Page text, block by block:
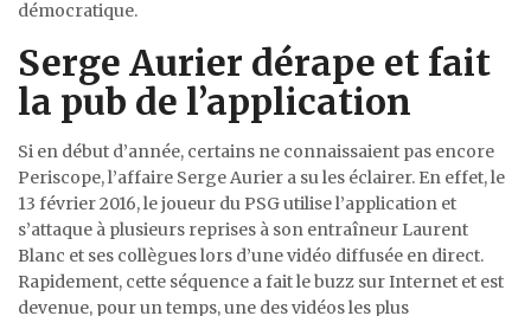
démocratique.
Serge Aurier dérape et fait
la pub de l’application
Si en début d’année, certains ne connaissaient pas encore
Periscope, l’affaire Serge Aurier a su les éclairer. En effet, le
13 février 2016, le joueur du PSG utilise l’application et
s’attaque à plusieurs reprises à son entraîneur Laurent
Blanc et ses collègues lors d’une vidéo diffusée en direct.
Rapidement, cette séquence a fait le buzz sur Internet et est
devenue, pour un temps, une des vidéos les plus